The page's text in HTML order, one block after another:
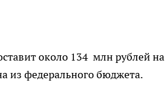
около 134 млн рублей на
из федерального бюджета.